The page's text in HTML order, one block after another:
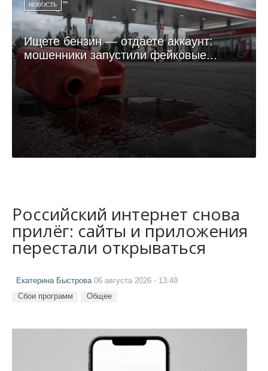
НОВОСТЬ
Ищете бензин — отдаете аккаунт:
мошенники запустили фейковые...
Российский интернет снова
прилёг: сайты и приложения
перестали открываться
Екатерина Быстрова06 августа 2026 - 13:48
Сбои программ Общее